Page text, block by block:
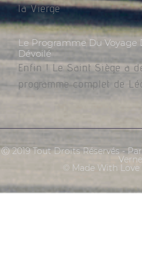
la Vierge
Le Programme Du Voyage
Dévoilé
Enfin ! Le Saint Siège a
programme complet de
Ⓒ 2019 Tout Droits Réservés -
© Made With Love